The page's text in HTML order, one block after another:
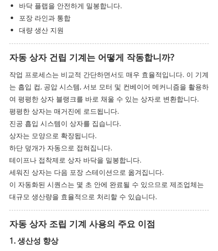
바닥 플랩을 안전하게 밀봉합니다.
포장 라인과 통합
대량 생산 지원
자동 상자 건립 기계는 어떻게 작동합니까?
작업 프로세스는 비교적 간단하면서도 매우 효율적입니다. 이 기계
는 흡입 컵, 공압 시스템, 서보 모터 및 컨베이어 메커니즘을 활용하
여 평평한 상자 블랭크를 바로 채울 수 있는 상자로 변환합니다.
평평한 상자는 매거진에 로드됩니다.
진공 흡입 시스템이 상자를 집습니다.
상자는 모양으로 확장됩니다.
하단 덮개가 자동으로 접혀집니다.
테이프나 접착제로 상자 바닥을 밀봉합니다.
세워진 상자는 다음 포장 스테이션으로 옮겨집니다.
이 자동화된 시퀀스는 몇 초 안에 완료될 수 있으므로 제조업체는
대규모 생산량을 효율적으로 처리할 수 있습니다.
자동 상자 조립 기계 사용의 주요 이점
1. 생산성 향상